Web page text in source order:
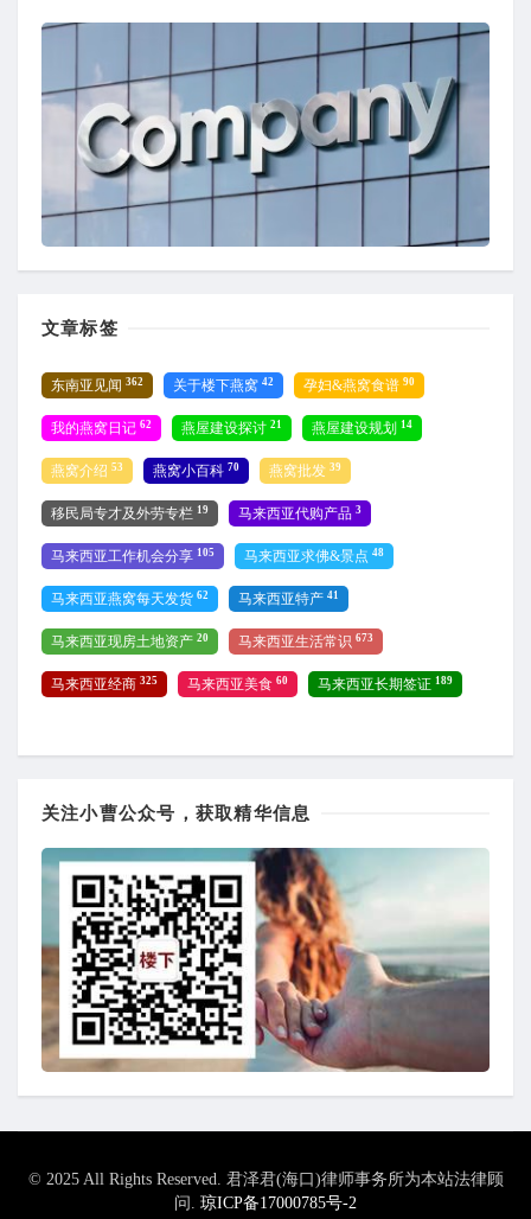
文章标签
东南亚见闻 362 关于楼下燕窝 42 孕妇&燕窝食谱 90
我的燕窝日记 62 燕屋建设探讨 21 燕屋建设规划 14
燕窝介绍 53 燕窝小百科 70 燕窝批发 39
移民局专才及外劳专栏 19 马来西亚代购产品 3
马来西亚工作机会分享 105 马来西亚求佛&景点 48
马来西亚燕窝每天发货 62 马来西亚特产 41
马来西亚现房土地资产 20 马来西亚生活常识 673
马来西亚经商 325 马来西亚美食 60 马来西亚长期签证 189
关注小曹公众号，获取精华信息
© 2025 All Rights Reserved. 君泽君(海口)律师事务所为本站法律顾
问. 琼ICP备17000785号-2